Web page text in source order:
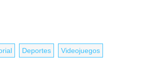
Deportes Videojuegos